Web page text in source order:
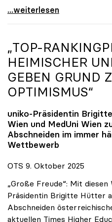
Reges Interesse von US-
...weiterlesen
„TOP-
HEIMISCHER
GEBEN GRUND
OPTIMISMUS“
uniko-Präsidentin
Wien und MedUni Wien
Abschneiden im immer
Wettbewerb
OTS 9. Oktober 2025
„Große Freude“: Mit
Präsidentin Brigitte Hütter
Abschneiden
aktuellen Times Higher